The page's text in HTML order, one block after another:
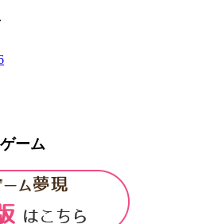
ーム